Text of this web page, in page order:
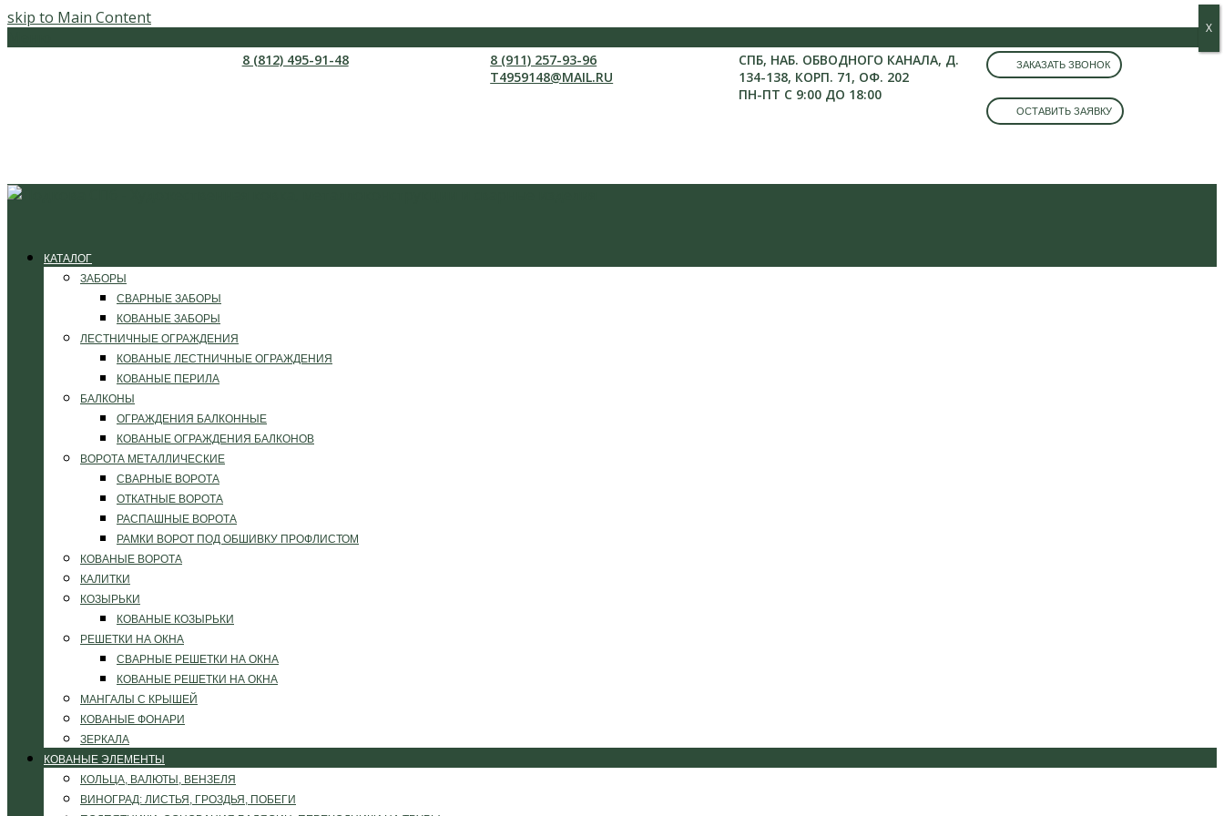
skip to Main Content
8 (812) 495-91-48
8 (911) 257-93-96
T4959148@MAIL.RU
СПБ, НАБ. ОБВОДНОГО КАНАЛА, Д.
134-138, КОРП. 71, ОФ. 202
ПН-ПТ С 9:00 ДО 18:00
ЗАКАЗАТЬ ЗВОНОК
ОСТАВИТЬ ЗАЯВКУ
КАТАЛОГ
ЗАБОРЫ
СВАРНЫЕ ЗАБОРЫ
КОВАНЫЕ ЗАБОРЫ
ЛЕСТНИЧНЫЕ ОГРАЖДЕНИЯ
КОВАНЫЕ ЛЕСТНИЧНЫЕ ОГРАЖДЕНИЯ
КОВАНЫЕ ПЕРИЛА
БАЛКОНЫ
ОГРАЖДЕНИЯ БАЛКОННЫЕ
КОВАНЫЕ ОГРАЖДЕНИЯ БАЛКОНОВ
ВОРОТА МЕТАЛЛИЧЕСКИЕ
СВАРНЫЕ ВОРОТА
ОТКАТНЫЕ ВОРОТА
РАСПАШНЫЕ ВОРОТА
РАМКИ ВОРОТ ПОД ОБШИВКУ ПРОФЛИСТОМ
КОВАНЫЕ ВОРОТА
КАЛИТКИ
КОЗЫРЬКИ
КОВАНЫЕ КОЗЫРЬКИ
РЕШЕТКИ НА ОКНА
СВАРНЫЕ РЕШЕТКИ НА ОКНА
КОВАНЫЕ РЕШЕТКИ НА ОКНА
МАНГАЛЫ С КРЫШЕЙ
КОВАНЫЕ ФОНАРИ
ЗЕРКАЛА
КОВАНЫЕ ЭЛЕМЕНТЫ
КОЛЬЦА, ВАЛЮТЫ, ВЕНЗЕЛЯ
ВИНОГРАД: ЛИСТЬЯ, ГРОЗДЬЯ, ПОБЕГИ
Х
Х